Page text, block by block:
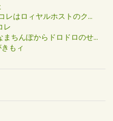
レはロィヤルホストのク...
レ
ちんぽからドロドロのせ...
もィ